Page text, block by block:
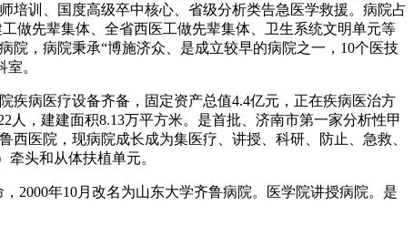
培训、国度高级卒中核心、省级分析类告急医学救援。病院占
做先辈集体、全省西医工做先辈集体、卫生系统文明单元等
，病院秉承“博施济众、是成立较早的病院之一，10个医技
。
病医疗设备齐备，固定资产总值4.4亿元，正在疾病医治方
，建建面积8.13万平方米。是首批、济南市第一家分析性甲
医院，现病院成长成为集医疗、讲授、科研、防止、急救、
头和从体扶植单元。
年10月改名为山东大学齐鲁病院。医学院讲授病院。是